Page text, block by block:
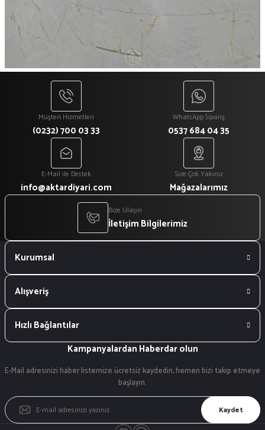
Müşteri Hizmetleri
(0232) 700 03 33
WhatsApp Sipariş
0537 684 04 35
E-Mail ile Destek
info@aktardiyari.com
Size Çok Yakınız
Mağazalarımız
Bize Ulaşın
İletişim Bilgilerimiz
Kurumsal
Alışveriş
Hızlı Bağlantılar
Kampanyalardan Haberdar olun
E-Mail adresinizi haber listemize ücretsiz kaydedin, hemen bizi takip etmeye
başlayın.
Kaydet